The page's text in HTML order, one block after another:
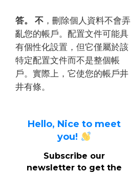
答。 不 ，刪除個人資料不會弄
亂您的帳戶。 配置文件可能具
有個性化設置，但它僅屬於該
特定配置文件而不是整個帳
戶。 實際上，它使您的帳戶井
井有條。
Hello, Nice to meet
you!
Subscribe our
newsletter to get the